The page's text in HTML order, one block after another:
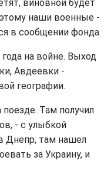
виновной будет
наши военные -
в сообщении фонда.
на войне. Выход
Авдеевки -
географии.
Там получил
- с улыбкой
Днепр, там нашел
за Украину, и